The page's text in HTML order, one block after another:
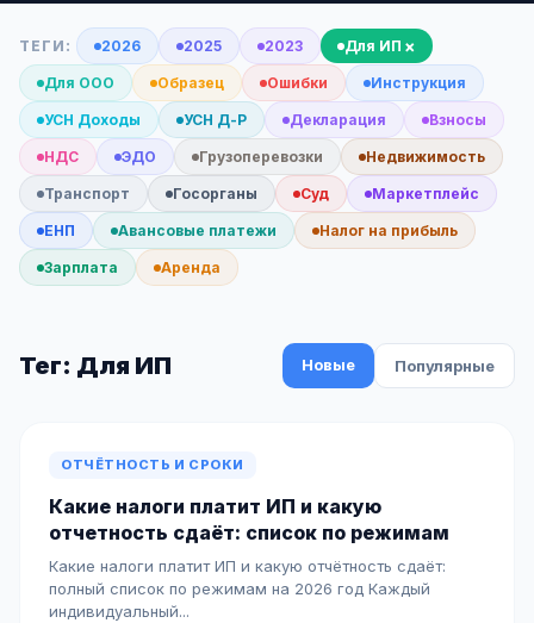
ТЕГИ: 2026 2025 2023 Для ИП ×
Для ООО Образец Ошибки Инструкция
УСН Доходы УСН Д-Р Декларация Взносы
НДС ЭДО Грузоперевозки Недвижимость
Транспорт Госорганы Суд Маркетплейс
ЕНП Авансовые платежи Налог на прибыль
Зарплата Аренда
Тег: Для ИП Новые Популярные
ОТЧЁТНОСТЬ И СРОКИ
Какие налоги платит ИП и какую
отчетность сдаёт: список по режимам
Какие налоги платит ИП и какую отчётность сдаёт:
полный список по режимам на 2026 год Каждый
индивидуальный...